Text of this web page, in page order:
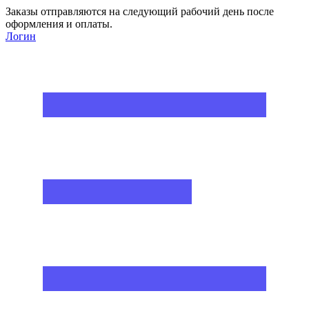
Заказы отправляются на следующий рабочий день после
оформления и оплаты.
Логин